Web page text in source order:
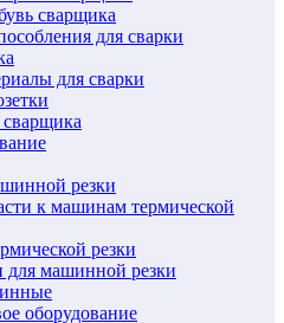
сварщика
для сварки
для сварки
резки
к машинам термической
резки
машинной резки
оборудование